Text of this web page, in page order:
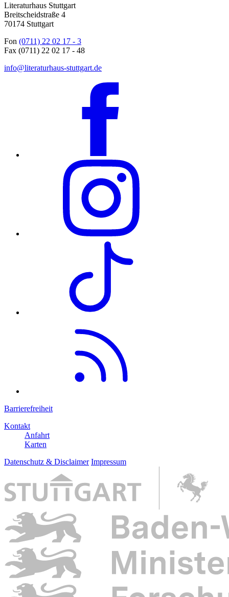
Literaturhaus Stuttgart
Breitscheidstraße 4
70174 Stuttgart
Fon (0711) 22 02 17 - 3
Fax (0711) 22 02 17 - 48
info@literaturhaus-stuttgart.de
Barrierefreiheit
Kontakt
Anfahrt
Karten
Datenschutz & Disclaimer Impressum